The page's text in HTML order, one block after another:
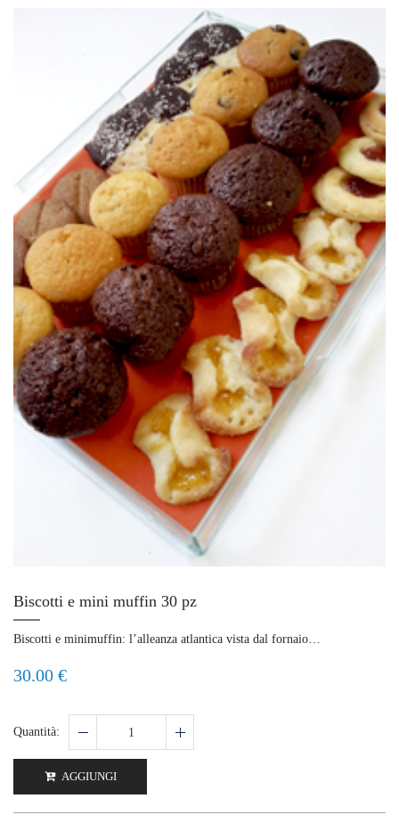
Biscotti e mini muffin 30 pz
Biscotti e minimuffin: l’alleanza atlantica vista dal fornaio…
30.00 €
Quantità:
AGGIUNGI